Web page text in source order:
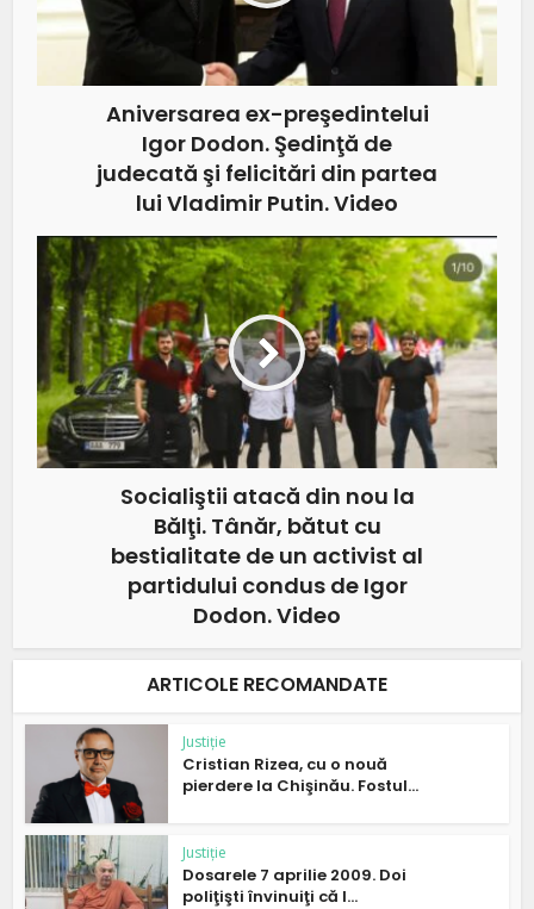
Aniversarea ex-preşedintelui
Igor Dodon. Şedinţă de
judecată şi felicitări din partea
lui Vladimir Putin. Video
Socialiştii atacă din nou la
Bălţi. Tânăr, bătut cu
bestialitate de un activist al
partidului condus de Igor
Dodon. Video
ARTICOLE RECOMANDATE
Justiție
Cristian Rizea, cu o nouă
pierdere la Chişinău. Fostul...
Justiție
Dosarele 7 aprilie 2009. Doi
poliţişti învinuiţi că l...